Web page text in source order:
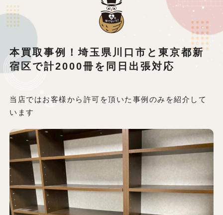
本買取事例！埼玉県川口市と東京都新
宿区で計2000冊を同日出張対応
当店ではお客様から許可を頂いた事例のみを紹介して
います